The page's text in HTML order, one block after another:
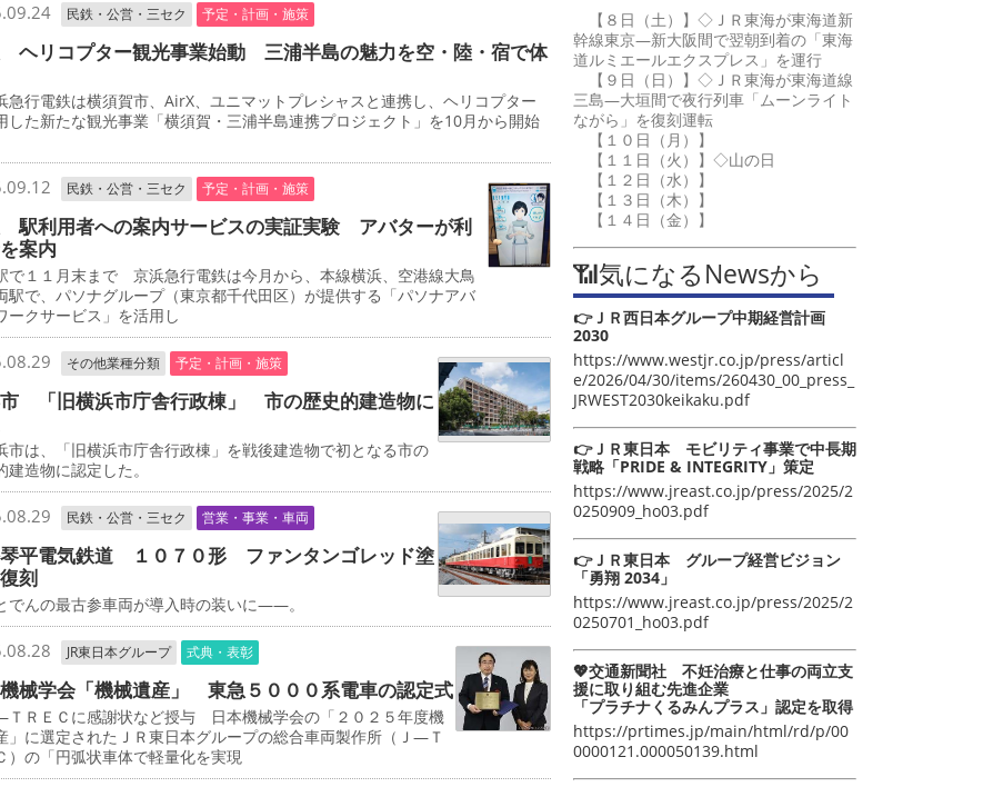
民鉄・公営・三セク 予定・計画・施策
ヘリコプター観光事業始動 三浦半島の魅力を空・陸・宿で体
急行電鉄は横須賀市、AirX、ユニマットプレシャスと連携し、ヘリコプター
した新たな観光事業「横須賀・三浦半島連携プロジェクト」を10月から開始
民鉄・公営・三セク 予定・計画・施策
駅利用者への案内サービスの実証実験 アバターが利
案内
で１１月末まで 京浜急行電鉄は今月から、本線横浜、空港線大鳥
駅で、パソナグループ（東京都千代田区）が提供する「パソナアバ
ークサービス」を活用し
その他業種分類 予定・計画・施策
「旧横浜市庁舎行政棟」 市の歴史的建造物に
市は、「旧横浜市庁舎行政棟」を戦後建造物で初となる市の
建造物に認定した。
民鉄・公営・三セク 営業・事業・車両
平電気鉄道 １０７０形 ファンタンゴレッド塗
刻
でんの最古参車両が導入時の装いに――。
JR東日本グループ 式典・表彰
械学会「機械遺産」 東急５０００系電車の認定式
ＲＥＣに感謝状など授与 日本機械学会の「２０２５年度機
」に選定されたＪＲ東日本グループの総合車両製作所（Ｊ―Ｔ
）の「円弧状車体で軽量化を実現
【８日（土）】◇ＪＲ東海が東海道新
幹線東京―新大阪間で翌朝到着の「東海
道ルミエールエクスプレス」を運行
【９日（日）】◇ＪＲ東海が東海道線
三島―大垣間で夜行列車「ムーンライト
ながら」を復刻運転
【１０日（月）】
【１１日（火）】◇山の日
【１２日（水）】
【１３日（木）】
【１４日（金）】
📶気になるNewsから
👉ＪＲ西日本グループ中期経営計画
2030
https://www.westjr.co.jp/press/articl
e/2026/04/30/items/260430_00_press_
JRWEST2030keikaku.pdf
👉ＪＲ東日本 モビリティ事業で中長期
戦略「PRIDE & INTEGRITY」策定
https://www.jreast.co.jp/press/2025/2
0250909_ho03.pdf
👉ＪＲ東日本 グループ経営ビジョン
「勇翔 2034」
https://www.jreast.co.jp/press/2025/2
0250701_ho03.pdf
💖交通新聞社 不妊治療と仕事の両立支
援に取り組む先進企業
「プラチナくるみんプラス」認定を取得
https://prtimes.jp/main/html/rd/p/00
0000121.000050139.html